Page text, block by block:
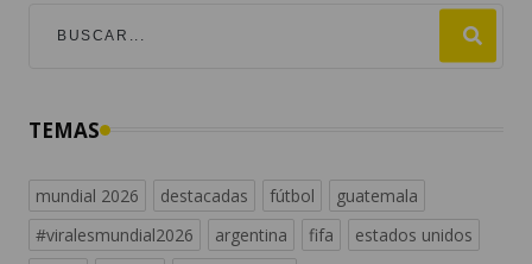
mundial 2026
messi
españa universofutbol